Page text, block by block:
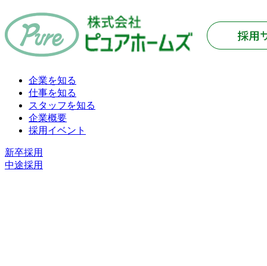
企業を知る
仕事を知る
スタッフを知る
企業概要
採用イベント
新卒採用
中途採用